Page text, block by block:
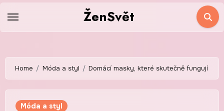
ŽenSvět
Home Móda a styl Domácí masky, které skutečně fungují
Móda a styl